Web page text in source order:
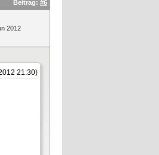
Beitrag: #6
2012
21:30)